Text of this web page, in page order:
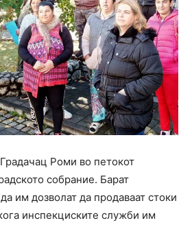
Роми во петокот
собрание. Барат
им дозволат да продаваат стоки
инспекциските служби им